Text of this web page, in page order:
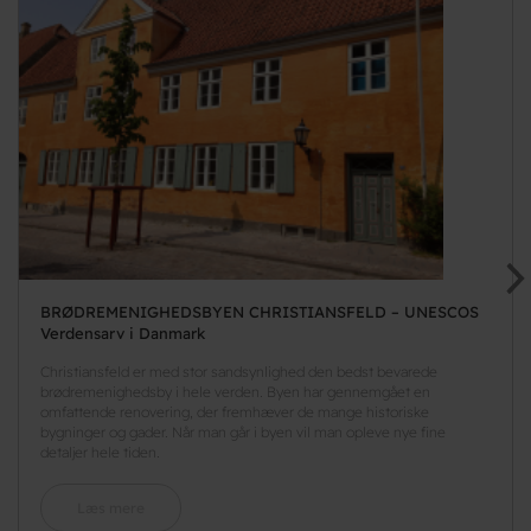
BRØDREMENIGHEDSBYEN CHRISTIANSFELD – UNESCOS
Verdensarv i Danmark
Christiansfeld er med stor sandsynlighed den bedst bevarede
brødremenighedsby i hele verden. Byen har gennemgået en
omfattende renovering, der fremhæver de mange historiske
bygninger og gader. Når man går i byen vil man opleve nye fine
detaljer hele tiden.